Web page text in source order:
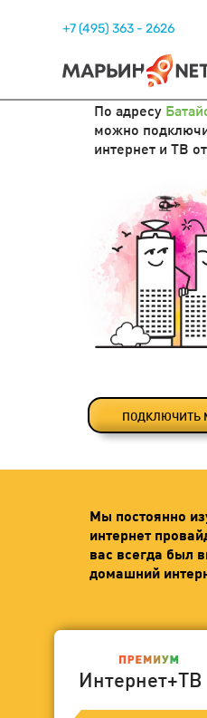
+7 (495) 363 - 2626
По адресу
можно
интернет и ТВ
ПОДКЛЮЧИТЬ
Мы постоянно
интернет
вас всегда был
домашний
Интернет+ТВ